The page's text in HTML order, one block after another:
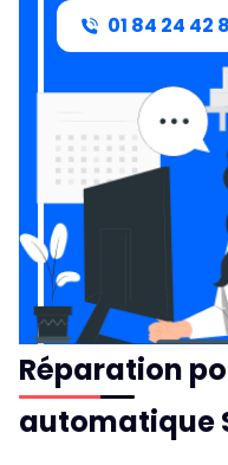
01 84 24 42
Réparation
automatique